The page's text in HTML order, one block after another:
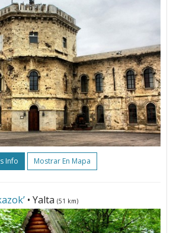
Info Mostrar En Mapa
• Yalta (51 km)